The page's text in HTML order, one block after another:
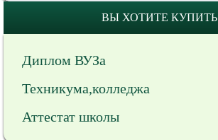
ВЫ ХОТИТЕ КУПИТЬ
Диплом ВУЗа
Техникума,колледжа
Аттестат школы